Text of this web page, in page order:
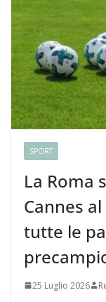
SPORT
La Roma
Cannes
tutte le
25 Luglio 2026